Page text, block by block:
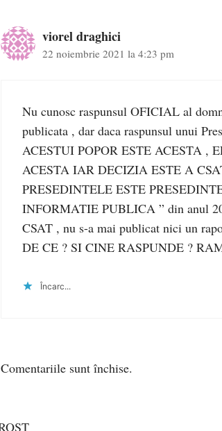
viorel draghici
22 noiembrie 2021 la 4:23 pm
Nu cunosc raspunsul OFICIAL al
publicata , dar daca raspunsul unui
ACESTUI POPOR ESTE ACESTA ,
ACESTA IAR DECIZIA ESTE A
PRESEDINTELE ESTE
INFORMATIE PUBLICA ” din anul
CSAT , nu s-a mai publicat nici un
DE CE ? SI CINE RASPUNDE ?
Încarc...
Comentariile sunt închise.